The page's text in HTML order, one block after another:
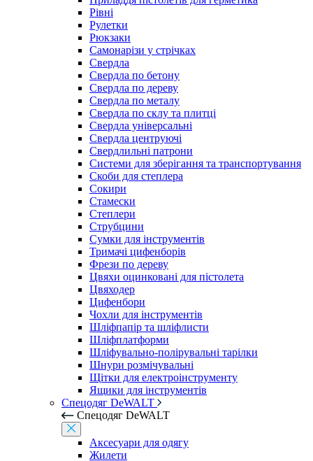
Рівні
Рулетки
Рюкзаки
Самонарізи у стрічках
Свердла
Свердла по бетону
Свердла по дереву
Свердла по металу
Свердла по склу та плитці
Свердла універсальні
Свердла центруючі
Свердлильні патрони
Системи для зберігання та транспортування
Скоби для степлера
Сокири
Стамески
Степлери
Струбцини
Сумки для інструментів
Тримачі цифенборів
Фрези по дереву
Цвяхи оцинковані для пістолета
Цвяходер
Цифенбори
Чохли для інструментів
Шліфпапір та шліфлисти
Шліфплатформи
Шліфувально-полірувальні тарілки
Шнури розмічувальні
Щітки для електроінструменту
Ящики для інструментів
Спецодяг DeWALT
Спецодяг DeWALT
Аксесуари для одягу
Жилети